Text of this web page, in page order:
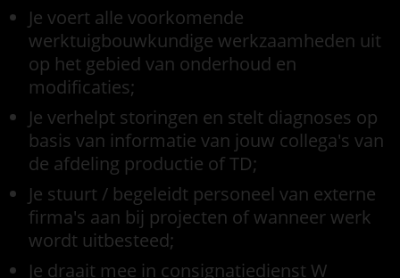
Je voert alle voorkomende
werktuigbouwkundige werkzaamheden uit
op het gebied van onderhoud en
modificaties;
Je verhelpt storingen en stelt diagnoses op
basis van informatie van jouw collega's van
de afdeling productie of TD;
Je stuurt / begeleidt personeel van externe
firma's aan bij projecten of wanneer werk
wordt uitbesteed;
Je draait mee in consignatiedienst W